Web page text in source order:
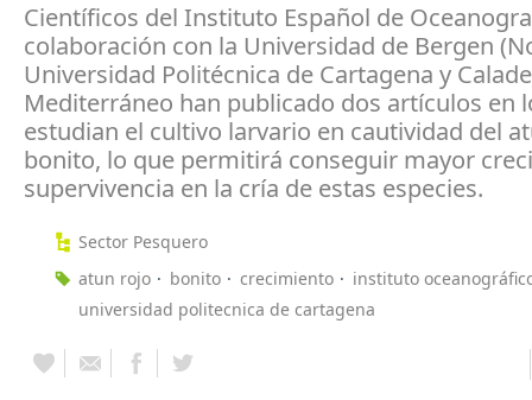
Científicos del Instituto Español de
colaboración con la Universidad de Bergen
Universidad Politécnica de Cartagena y
Mediterráneo han publicado dos artículos en
estudian el cultivo larvario en cautividad del
bonito, lo que permitirá conseguir mayor
supervivencia en la cría de estas especies.
Sector Pesquero
atun rojo
bonito crecimiento
instituto
universidad politecnica de cartagena